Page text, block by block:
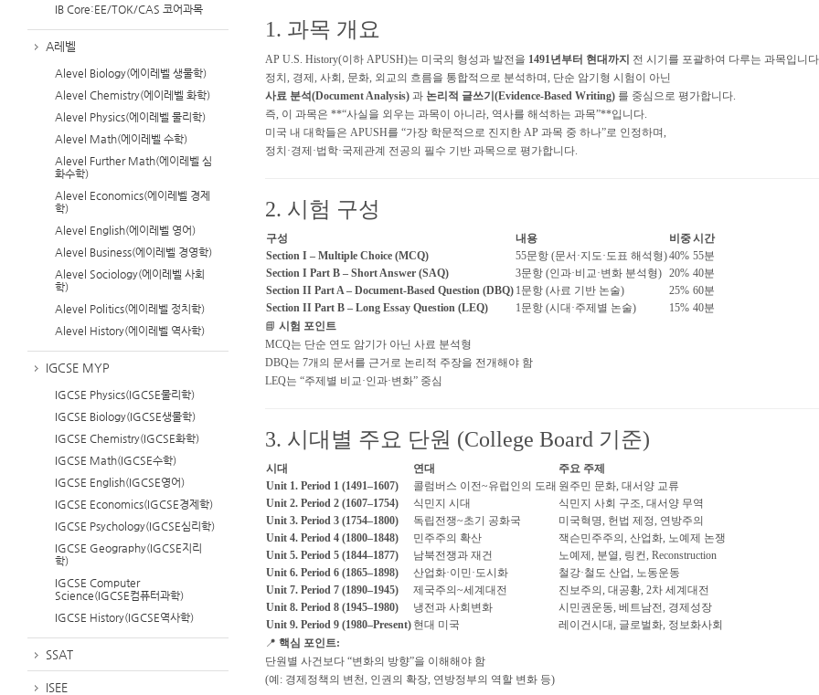
IB Core:EE/TOK/CAS 코어과목
A레벨
Alevel Biology(에이레벨 생물학)
Alevel Chemistry(에이레벨 화학)
Alevel Physics(에이레벨 물리학)
Alevel Math(에이레벨 수학)
Alevel Further Math(에이레벨 심
화수학)
Alevel Economics(에이레벨 경제
학)
Alevel English(에이레벨 영어)
Alevel Business(에이레벨 경영학)
Alevel Sociology(에이레벨 사회
학)
Alevel Politics(에이레벨 정치학)
Alevel History(에이레벨 역사학)
IGCSE MYP
IGCSE Physics(IGCSE물리학)
IGCSE Biology(IGCSE생물학)
IGCSE Chemistry(IGCSE화학)
IGCSE Math(IGCSE수학)
IGCSE English(IGCSE영어)
IGCSE Economics(IGCSE경제학)
IGCSE Psychology(IGCSE심리학)
IGCSE Geography(IGCSE지리
학)
IGCSE Computer
Science(IGCSE컴퓨터과학)
IGCSE History(IGCSE역사학)
SSAT
ISEE
1. 과목 개요
AP U.S. History(이하 APUSH)는 미국의 형성과 발전을 1491년부터 현대까지 전 시기를 포괄하여 다루는 과목입니
정치, 경제, 사회, 문화, 외교의 흐름을 통합적으로 분석하며, 단순 암기형 시험이 아닌
사료 분석(Document Analysis) 과 논리적 글쓰기(Evidence-Based Writing) 를 중심으로 평가합니다.
즉, 이 과목은 **“사실을 외우는 과목이 아니라, 역사를 해석하는 과목”**입니다.
미국 내 대학들은 APUSH를 “가장 학문적으로 진지한 AP 과목 중 하나”로 인정하며,
정치·경제·법학·국제관계 전공의 필수 기반 과목으로 평가합니다.
2. 시험 구성
구성 내용 비중시간
Section I – Multiple Choice (MCQ)
55문항 (문서·지도·도표 해석형)40% 55분
Section I Part B – Short Answer (SAQ)
3문항 (인과·비교·변화 분석형) 20% 40분
Section II Part A – Document-Based Question (DBQ) 1문항 (사료 기반 논술) 25% 60분
Section II Part B – Long Essay Question (LEQ)
1문항 (시대·주제별 논술) 15% 40분
📘 시험 포인트
MCQ는 단순 연도 암기가 아닌 사료 분석형
DBQ는 7개의 문서를 근거로 논리적 주장을 전개해야 함
LEQ는 “주제별 비교·인과·변화” 중심
3. 시대별 주요 단원 (College Board 기준)
시대 연대
주요 주제
Unit 1. Period 1 (1491–1607)
콜럼버스 이전~유럽인의 도래 원주민 문화, 대서양 교류
Unit 2. Period 2 (1607–1754)
식민지 시대
식민지 사회 구조, 대서양 무역
Unit 3. Period 3 (1754–1800)
독립전쟁~초기 공화국
미국혁명, 헌법 제정, 연방주의
Unit 4. Period 4 (1800–1848)
민주주의 확산
잭슨민주주의, 산업화, 노예제 논쟁
Unit 5. Period 5 (1844–1877)
남북전쟁과 재건
노예제, 분열, 링컨, Reconstruction
Unit 6. Period 6 (1865–1898)
산업화·이민·도시화
철강·철도 산업, 노동운동
Unit 7. Period 7 (1890–1945)
제국주의~세계대전
진보주의, 대공황, 2차 세계대전
Unit 8. Period 8 (1945–1980)
냉전과 사회변화
시민권운동, 베트남전, 경제성장
Unit 9. Period 9 (1980–Present) 현대 미국
레이건시대, 글로벌화, 정보화사회
📍 핵심 포인트:
단원별 사건보다 “변화의 방향”을 이해해야 함
(예: 경제정책의 변천, 인권의 확장, 연방정부의 역할 변화 등)